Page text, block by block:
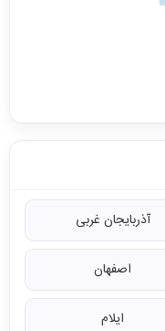
آذربایجان غربی
اصفهان
ایلام